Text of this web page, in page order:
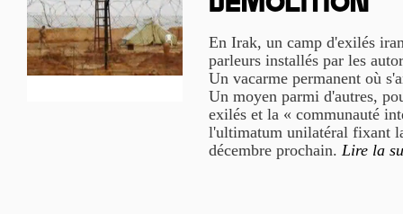
démolition
En Irak, un camp d'exilés
parleurs installés par les
Un vacarme permanent où
Un moyen parmi d'autres,
exilés et la « communauté
l'ultimatum unilatéral fixant
décembre prochain. Lire la